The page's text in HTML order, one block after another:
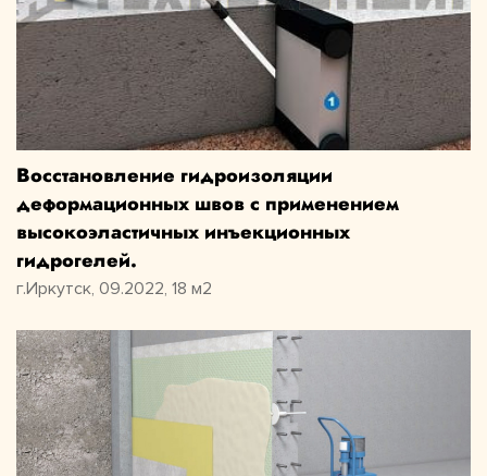
Восстановление гидроизоляции
деформационных швов с применением
высокоэластичных инъекционных
гидрогелей.
г.Иркутск, 09.2022, 18 м2